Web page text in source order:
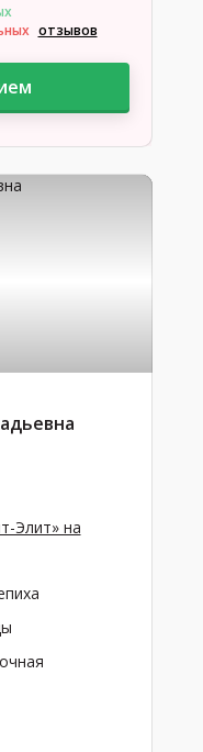
отзывов
Элит» на